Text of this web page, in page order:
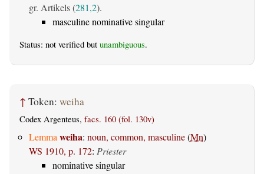
gr. Artikels (281,2).
masculine nominative singular
Status: not verified but unambiguous.
↑ Token: weiha
Codex Argenteus, facs. 160 (fol. 130v)
Lemma weiha: noun, common, masculine(Mn)
WS 1910, p. 172: Priester
nominative singular